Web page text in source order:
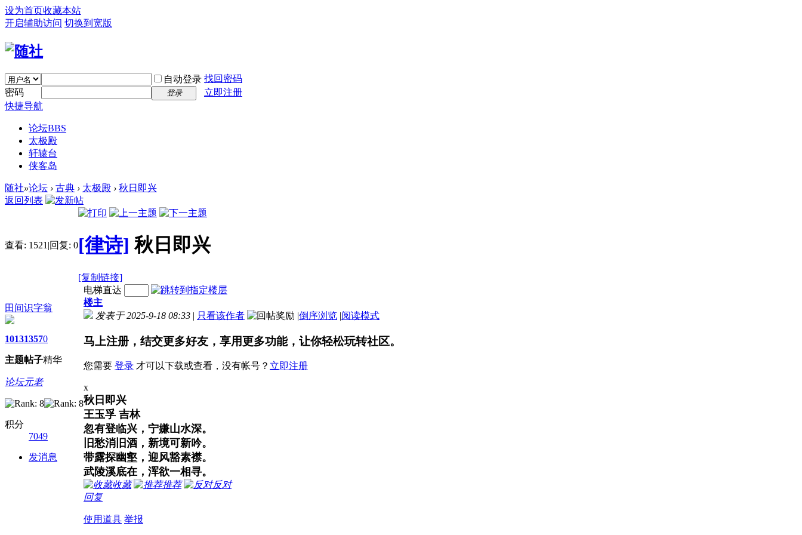
设为首页收藏本站
开启辅助访问 切换到宽版
自动登录 找回密码
密码
登录
立即注册
快捷导航
论坛BBS
太极殿
轩辕台
侠客岛
随社»论坛 › 古典 › 太极殿 › 秋日即兴
返回列表
查看: 1521 |回复: 0[律诗] 秋日即兴
[复制链接]
田间识字翁
1013
主题
1357
帖子
0
精华
论坛元老
积分
7049
发消息
电梯直达
楼主
发表于 2025-9-18 08:33 | 只看该作者 |倒序浏览 |阅读模式
马上注册，结交更多好友，享用更多功能，让你轻松玩转社区。
您需要 登录 才可以下载或查看，没有帐号？ 立即注册
x
秋日即兴
王玉孚 吉林
忽有登临兴，宁嫌山水深。
旧愁消旧酒，新境可新吟。
带露探幽壑，迎风豁素襟。
武陵溪底在，浑欲一相寻。
收藏 推荐
反对
回复
使用道具 举报